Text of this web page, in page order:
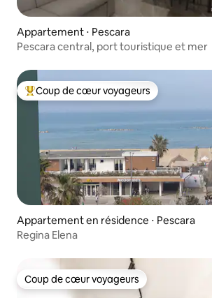
Appartement ⋅ Pescara
Pescara central, port touristique et mer
Coups de cœur voyageurs les plus
Coup de cœur voyageurs
Appartement en résidence ⋅ Pescara
Regina Elena
Coup de cœur voyageurs
Coup de cœur voyageurs